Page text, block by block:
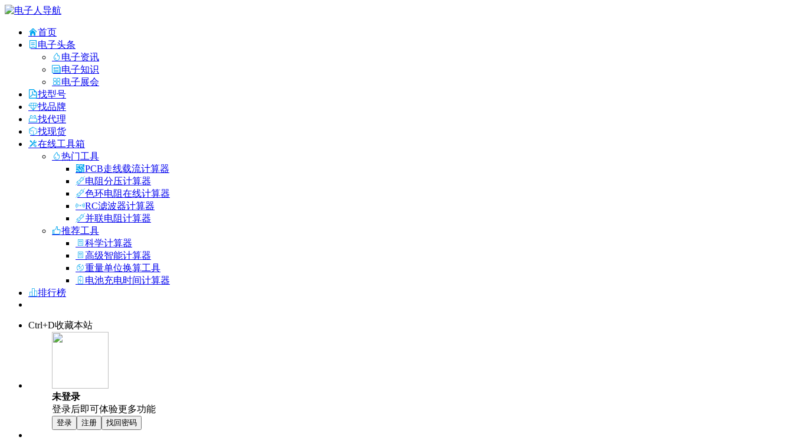
首页
电子头条
电子资讯
电子知识
电子展会
找型号
找品牌
找代理
找现货
在线工具箱
热门工具
PCB走线载流计算器
电阻分压计算器
色环电阻在线计算器
RC滤波器计算器
并联电阻计算器
推荐工具
科学计算器
高级智能计算器
重量单位换算工具
电池充电时间计算器
排行榜
Ctrl+D收藏本站
未登录
登录后即可体验更多功能
登录 注册 找回密码